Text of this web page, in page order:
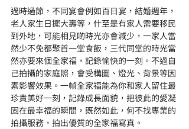
過時過節，不同宴會例如百日宴，結婚週年，
老人家生日擺大壽等，什至是有家人需要移民
到外地，可能相見啲時光亦會減少，一家人當
然少不免都聚首一堂食飯，三代同堂的時光當
然亦要來個全家福，記錄愉快的一刻。不過自
己拍攝的家庭照，會受構圖、燈光、背景等因
素影響效果。一幀全家福能為你和家人留住最
珍貴美好一刻，記錄成長面貌，把彼此的愛凝
固在最幸福的瞬間，既然如此，何不找專業的
拍攝服務，拍出優質的全家福寫真。